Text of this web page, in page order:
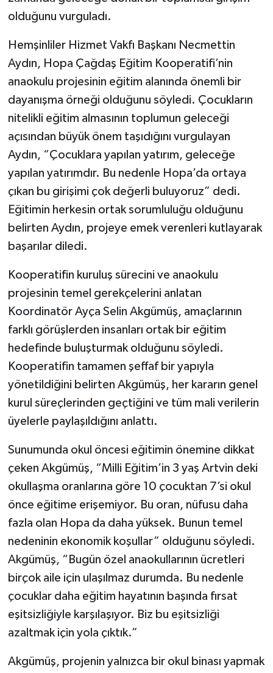
olduğunu vurguladı.
Hemşinliler Hizmet Vakfı Başkanı Necmettin
Aydın, Hopa Çağdaş Eğitim Kooperatifi’nin
anaokulu projesinin eğitim alanında önemli bir
dayanışma örneği olduğunu söyledi. Çocukların
nitelikli eğitim almasının toplumun geleceği
açısından büyük önem taşıdığını vurgulayan
Aydın, “Çocuklara yapılan yatırım, geleceğe
yapılan yatırımdır. Bu nedenle Hopa’da ortaya
çıkan bu girişimi çok değerli buluyoruz” dedi.
Eğitimin herkesin ortak sorumluluğu olduğunu
belirten Aydın, projeye emek verenleri kutlayarak
başarılar diledi.
Kooperatifin kuruluş sürecini ve anaokulu
projesinin temel gerekçelerini anlatan
Koordinatör Ayça Selin Akgümüş, amaçlarının
farklı görüşlerden insanları ortak bir eğitim
hedefinde buluşturmak olduğunu söyledi.
Kooperatifin tamamen şeffaf bir yapıyla
yönetildiğini belirten Akgümüş, her kararın genel
kurul süreçlerinden geçtiğini ve tüm mali verilerin
üyelerle paylaşıldığını anlattı.
Sunumunda okul öncesi eğitimin önemine dikkat
çeken Akgümüş, “Milli Eğitim’in 3 yaş Artvin deki
okullaşma oranlarına göre 10 çocuktan 7’si okul
önce eğitime erişemiyor. Bu oran, nüfusu daha
fazla olan Hopa da daha yüksek. Bunun temel
nedeninin ekonomik koşullar” olduğunu söyledi.
Akgümüş, “Bugün özel anaokullarının ücretleri
birçok aile için ulaşılmaz durumda. Bu nedenle
çocuklar daha eğitim hayatının başında fırsat
eşitsizliğiyle karşılaşıyor. Biz bu eşitsizliği
azaltmak için yola çıktık.”
Akgümüş, projenin yalnızca bir okul binası yapmak